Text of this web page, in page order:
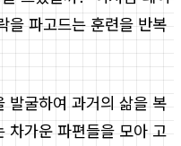
을 파고드는 훈련을 반복
발굴하여 과거의 삶을 복
차가운 파편들을 모아 고